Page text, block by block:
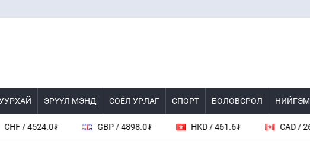
ЭРҮҮЛ МЭНД СОЁЛ УРЛАГ СПОРТ БОЛОВСРОЛ НИЙГЭМ
4524.0₮ GBP / 4898.0₮ HKD / 461.6₮ CAD / 2600.0₮